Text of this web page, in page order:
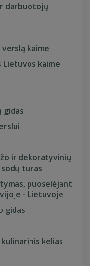
darbuotojų
kaime
Lietuvos kaime
gidas
ir dekoratyvinių
sodų turas
puoselėjant
- Lietuvoje
gidas
kelias